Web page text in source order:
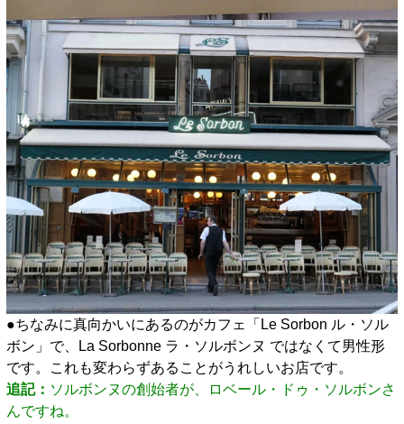
●ちなみに真向かいにあるのがカフェ「Le Sorbon ル・ソル
ボン」で、La Sorbonne ラ・ソルボンヌ ではなくて男性形
です。これも変わらずあることがうれしいお店です。
追記： ソルボンヌの創始者が、ロベール・ドゥ・ソルボンさ
んですね。